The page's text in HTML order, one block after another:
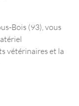
Bois (93), vous
vétérinaires et la